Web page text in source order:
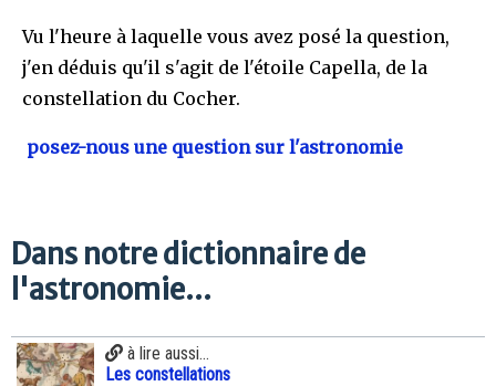
Vu l'heure à laquelle vous avez posé la question,
j'en déduis qu'il s'agit de l'étoile Capella, de la
constellation du Cocher.
posez-nous une question sur l'astronomie
Dans notre dictionnaire de
l'astronomie...
à lire aussi...
Les constellations